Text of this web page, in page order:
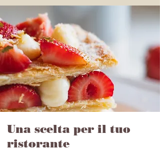
Una scelta per il tuo
ristorante